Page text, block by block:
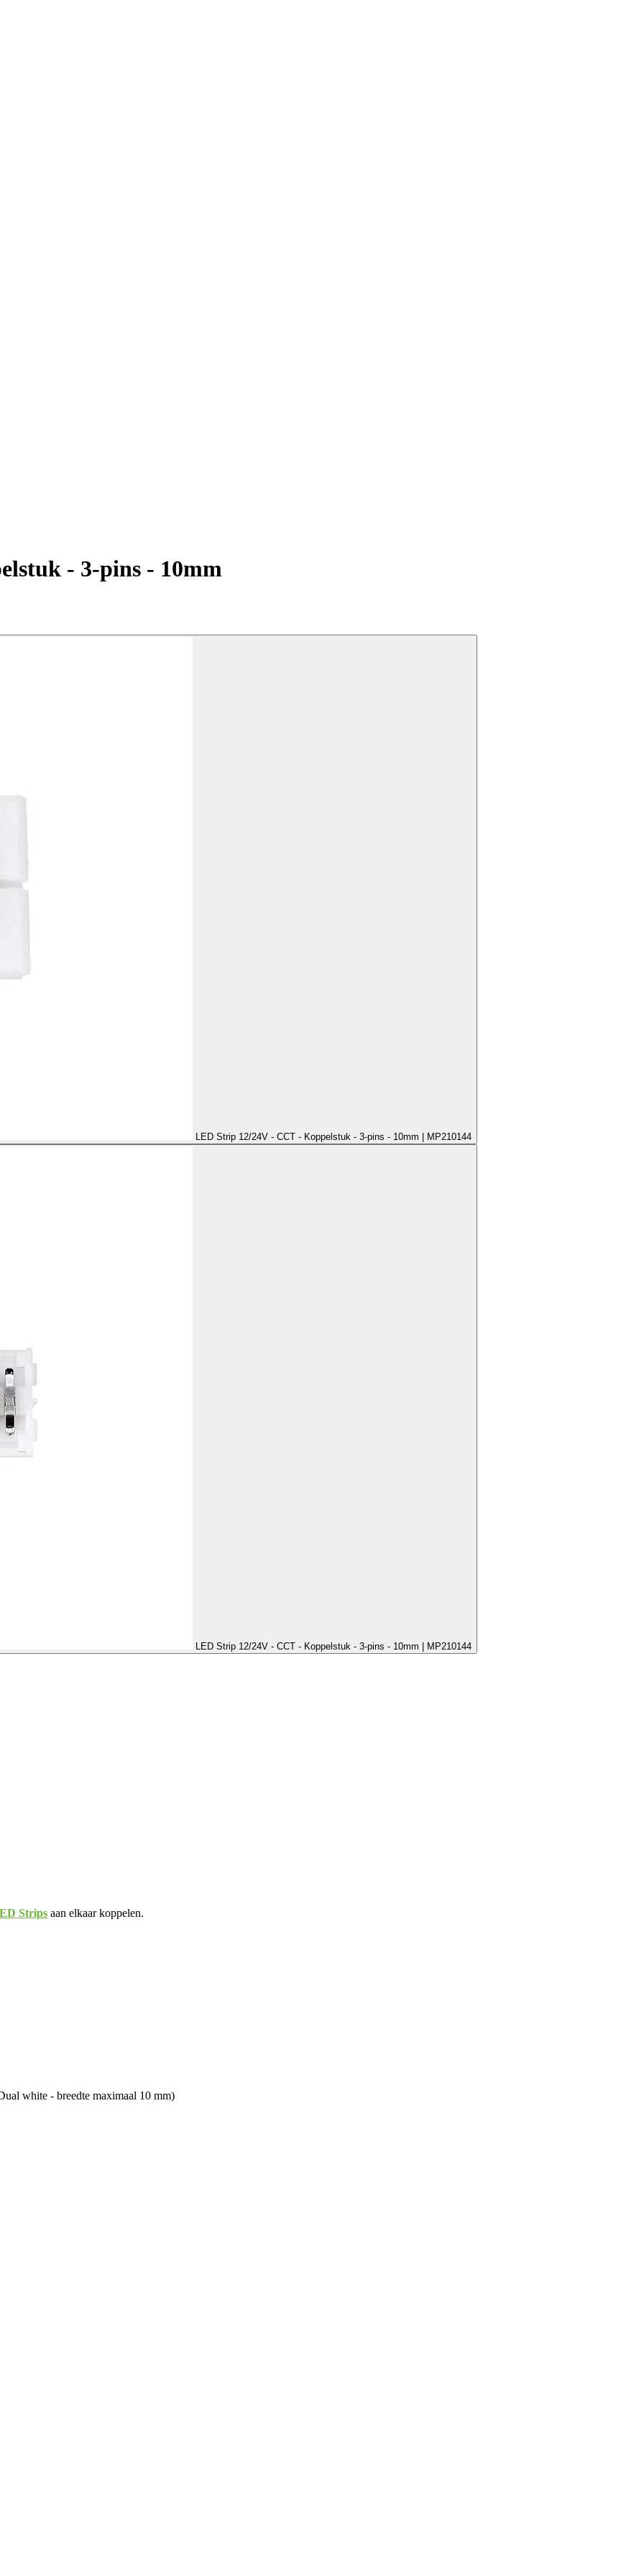
- 3-pins - 10mm
LED Strip 12/24V - CCT - Koppelstuk - 3-pins - 10mm | MP210144
LED Strip 12/24V - CCT - Koppelstuk - 3-pins - 10mm | MP210144
Strips aan elkaar koppelen.
white - breedte maximaal 10 mm)